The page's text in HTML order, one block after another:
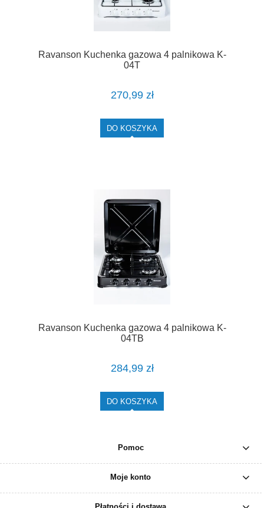
Ravanson Kuchenka gazowa 4 palnikowa K-
04T
270,99 zł
DO KOSZYKA
Ravanson Kuchenka gazowa 4 palnikowa K-
04TB
284,99 zł
DO KOSZYKA
Pomoc
Moje konto